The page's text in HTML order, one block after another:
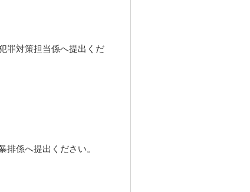
罪対策担当係へ提出くだ
排係へ提出ください。